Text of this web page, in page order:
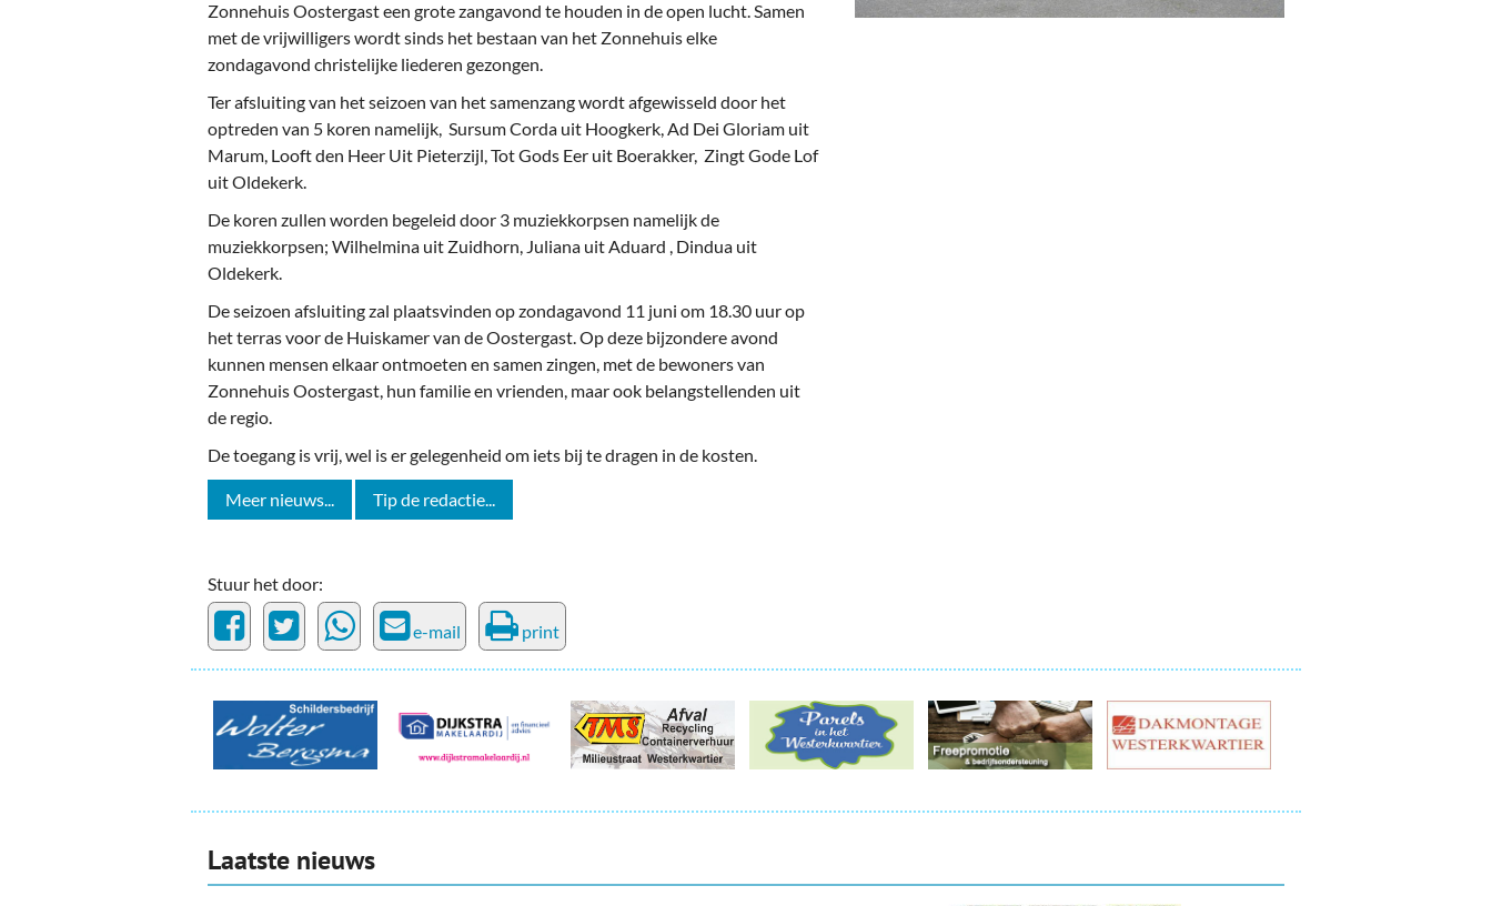
Zuidhorners Financiën, Makelaars & Hypotheken
Diensten, Gemak & Zakelijk
Bedrijventerreinen
Bedrijven in de Regio Zuidhorn
Zonnehuis Oostergast een grote zangavond te houden in de open lucht. Samen
met de vrijwilligers wordt sinds het bestaan van het Zonnehuis elke
zondagavond christelijke liederen gezongen.
Ter afsluiting van het seizoen van het samenzang wordt afgewisseld door het
optreden van 5 koren namelijk, Sursum Corda uit Hoogkerk, Ad Dei Gloriam uit
Marum, Looft den Heer Uit Pieterzijl, Tot Gods Eer uit Boerakker, Zingt Gode Lof
uit Oldekerk.
De koren zullen worden begeleid door 3 muziekkorpsen namelijk de
muziekkorpsen; Wilhelmina uit Zuidhorn, Juliana uit Aduard , Dindua uit
Oldekerk.
De seizoen afsluiting zal plaatsvinden op zondagavond 11 juni om 18.30 uur op
het terras voor de Huiskamer van de Oostergast. Op deze bijzondere avond
kunnen mensen elkaar ontmoeten en samen zingen, met de bewoners van
Zonnehuis Oostergast, hun familie en vrienden, maar ook belangstellenden uit
de regio.
De toegang is vrij, wel is er gelegenheid om iets bij te dragen in de kosten.
Meer nieuws... Tip de redactie...
Stuur het door:
e-mail print
Laatste nieuws